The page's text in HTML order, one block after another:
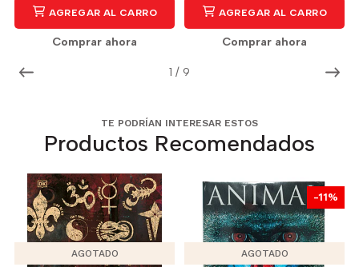
1 / 9
AGREGAR AL CARRO
Comprar ahora
AGREGAR AL CARRO
Comprar ahora
TE PODRÍAN INTERESAR ESTOS
Productos Recomendados
AGOTADO
-11%
AGOTADO